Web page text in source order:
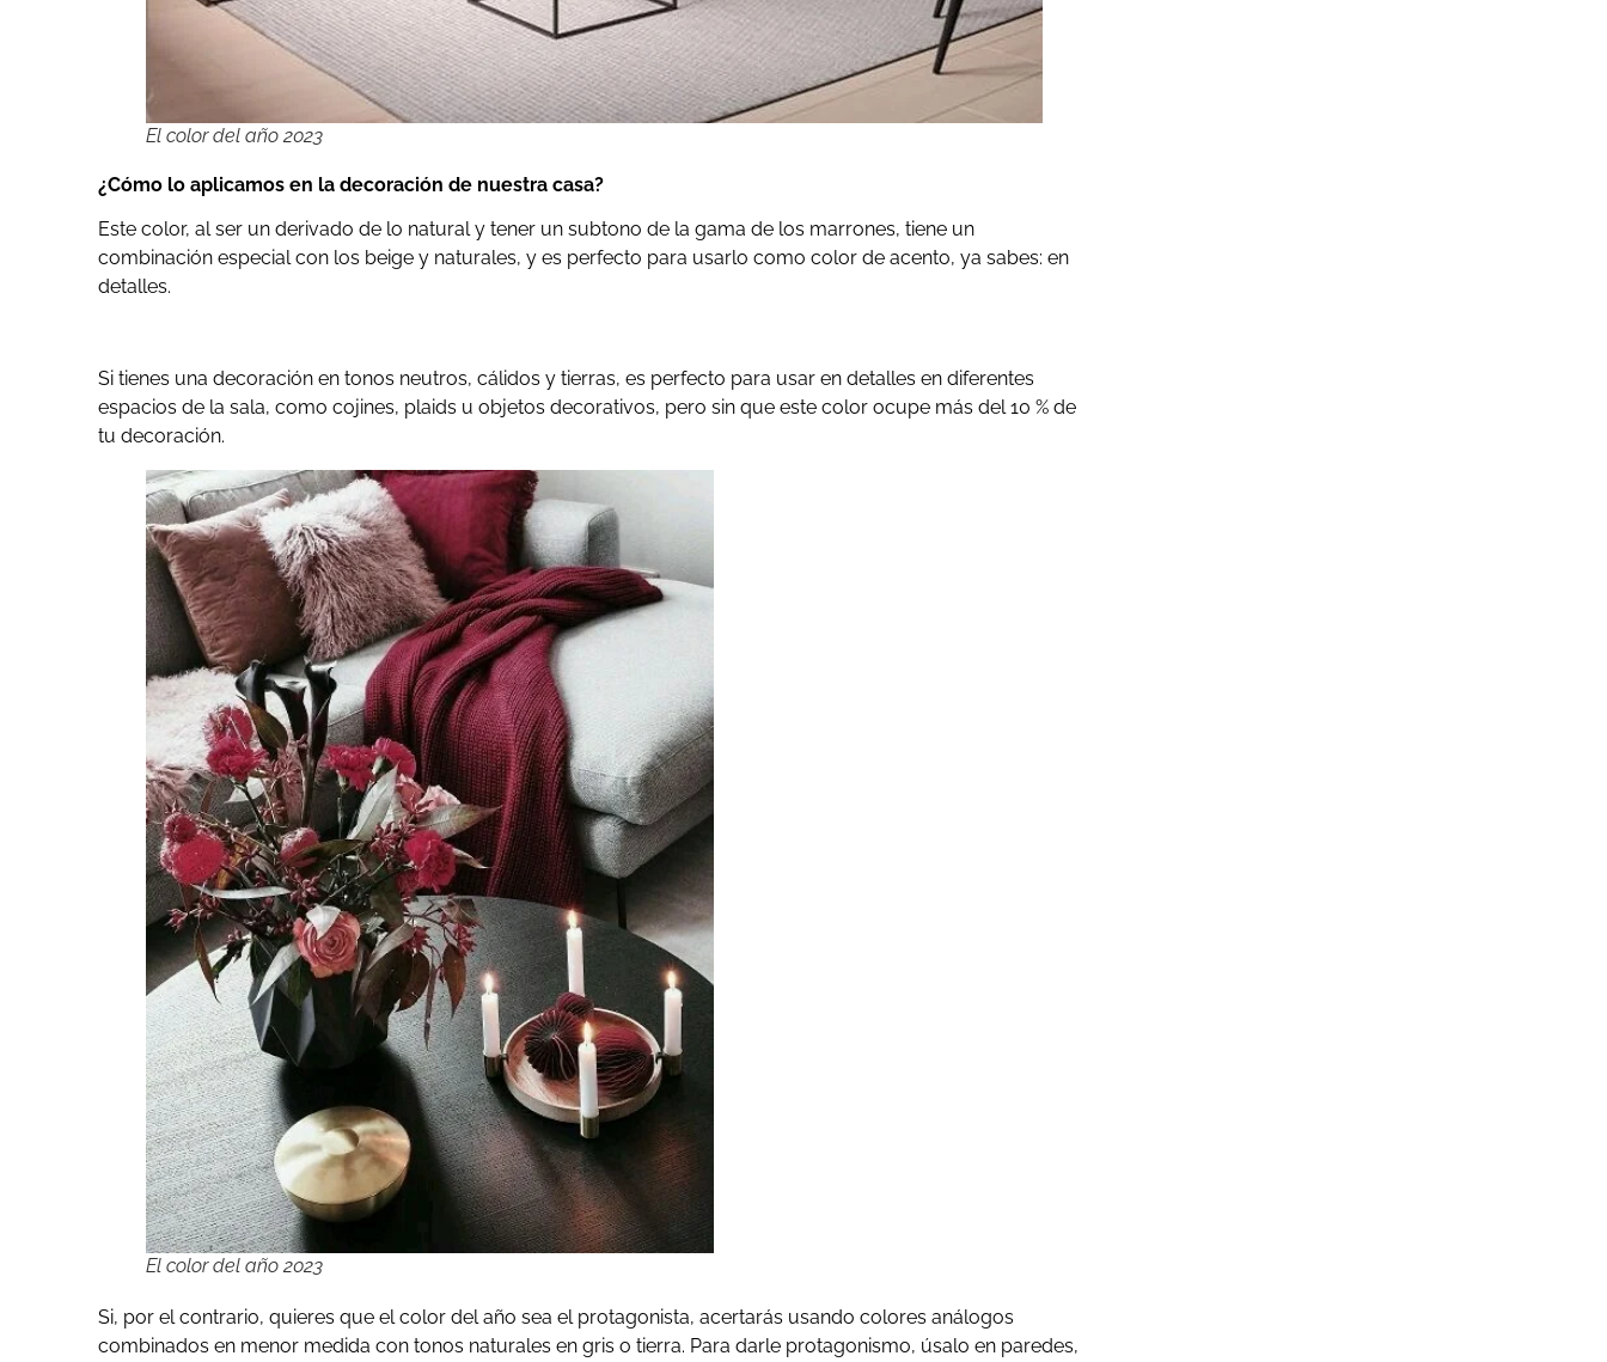
El color del año 2023
¿Cómo lo aplicamos en la decoración de nuestra casa?
Este color, al ser un derivado de lo natural y tener un subtono de la gama de los marrones, tiene un
combinación especial con los beige y naturales, y es perfecto para usarlo como color de acento, ya sabes: en
detalles.
Si tienes una decoración en tonos neutros, cálidos y tierras, es perfecto para usar en detalles en diferentes
espacios de la sala, como cojines, plaids u objetos decorativos, pero sin que este color ocupe más del 10 % de
tu decoración.
El color del año 2023
Si, por el contrario, quieres que el color del año sea el protagonista, acertarás usando colores análogos
combinados en menor medida con tonos naturales en gris o tierra. Para darle protagonismo, úsalo en paredes,